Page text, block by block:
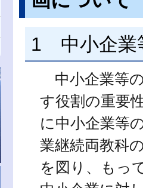
1 中小企業
中小企業等
す役割の重要
に中小企業等
業継続両教科
を図り、もっ